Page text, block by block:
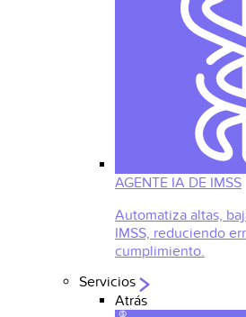
AGENTE IA DE IMSS
Automatiza altas,
IMSS, reduciendo
cumplimiento.
Servicios
Atrás